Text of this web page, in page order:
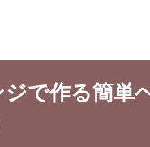
ジで作る簡単